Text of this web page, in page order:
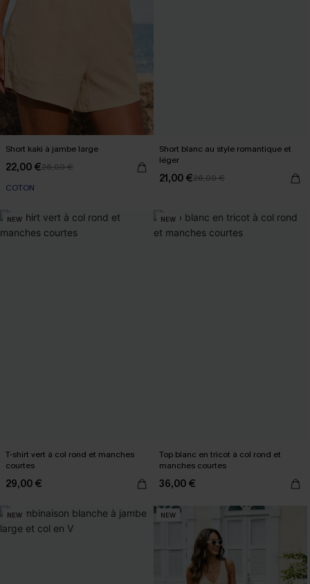
Short kaki à jambe large
22,00 €26,00 €
COTON
Short blanc au style romantique et
léger
21,00 €26,00 €
NEW
T-shirt vert à col rond et manches
courtes
29,00 €
NEW
Top blanc en tricot à col rond et
manches courtes
36,00 €
NEW NEW